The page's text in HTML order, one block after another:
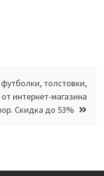
толстовки,
интернет-магазина
Скидка до 53%